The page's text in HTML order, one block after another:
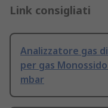
Link consigliati
Analizzatore gas
per gas
mbar